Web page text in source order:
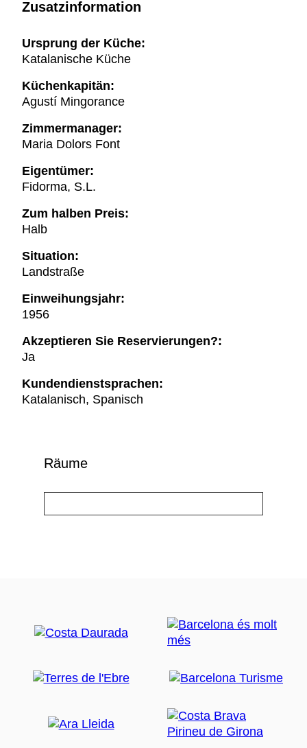
Zusatzinformation
Ursprung der Küche:
Katalanische Küche
Küchenkapitän:
Agustí Mingorance
Zimmermanager:
Maria Dolors Font
Eigentümer:
Fidorma, S.L.
Zum halben Preis:
Halb
Situation:
Landstraße
Einweihungsjahr:
1956
Akzeptieren Sie Reservierungen?:
Ja
Kundendienstsprachen:
Katalanisch, Spanisch
Räume